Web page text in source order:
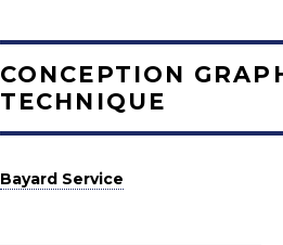
CONCEPTION
TECHNIQUE
Bayard Service